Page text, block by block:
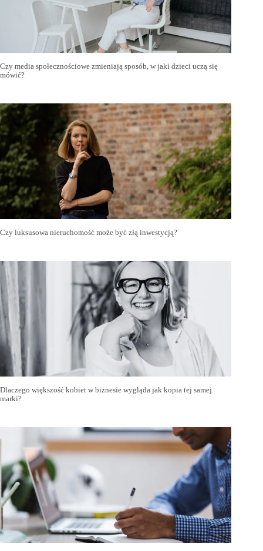
Czy media społecznościowe zmieniają sposób, w jaki dzieci uczą się
mówić?
Czy luksusowa nieruchomość może być złą inwestycją?
Dlaczego większość kobiet w biznesie wygląda jak kopia tej samej
marki?